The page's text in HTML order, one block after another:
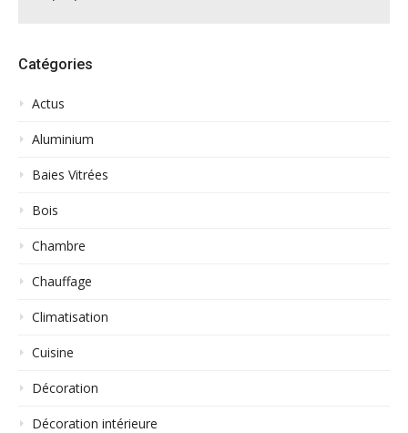
Catégories
Actus
Aluminium
Baies Vitrées
Bois
Chambre
Chauffage
Climatisation
Cuisine
Décoration
Décoration intérieure